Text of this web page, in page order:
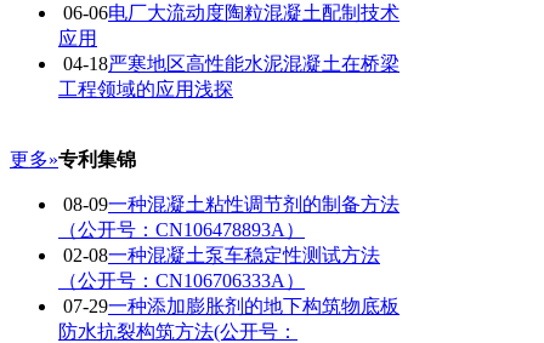
06-06电厂大流动度陶粒混凝土配制技术
应用
04-18严寒地区高性能水泥混凝土在桥梁
工程领域的应用浅探
更多»专利集锦
08-09一种混凝土粘性调节剂的制备方法
（公开号：CN106478893A）
02-08一种混凝土泵车稳定性测试方法
（公开号：CN106706333A）
07-29一种添加膨胀剂的地下构筑物底板
防水抗裂构筑方法(公开号：